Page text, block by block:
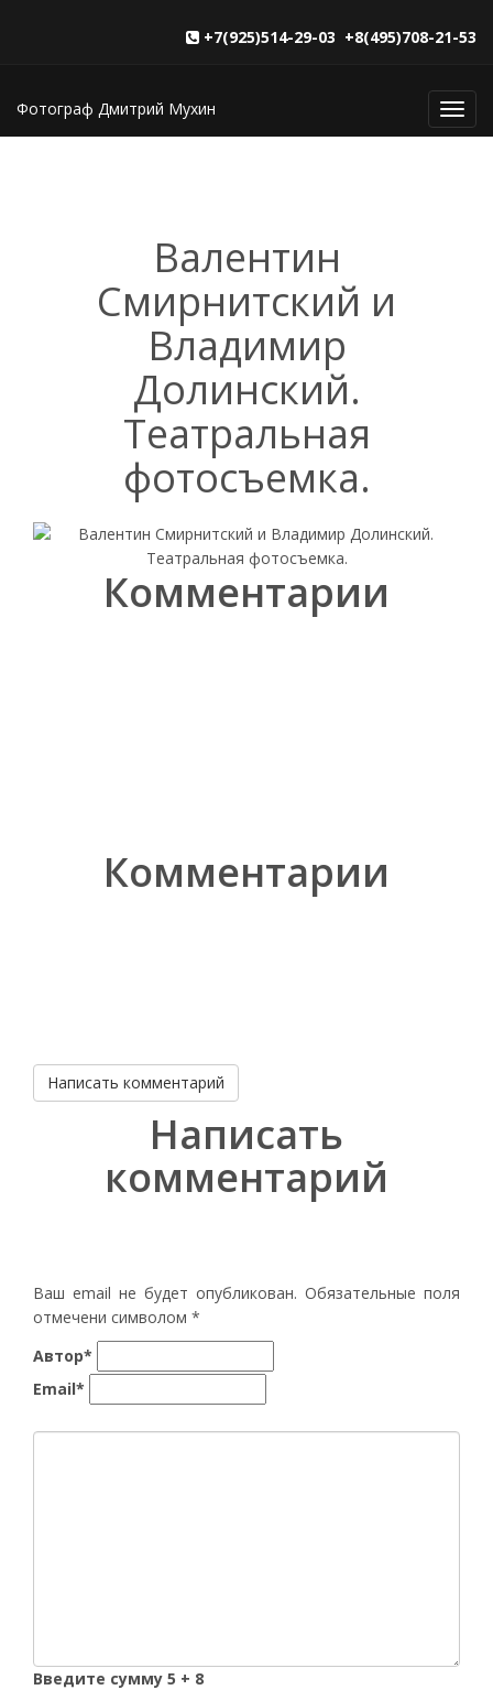
+7(925)514-29-03 +8(495)708-21-53
Фотограф Дмитрий Мухин
Валентин
Смирнитский и
Владимир
Долинский.
Театральная
фотосъемка.
Комментарии
Комментарии
Написать комментарий
Написать
комментарий
Ваш email не будет опубликован. Обязательные поля
отмечени символом *
Автор*
Email*
Введите сумму 5 + 8